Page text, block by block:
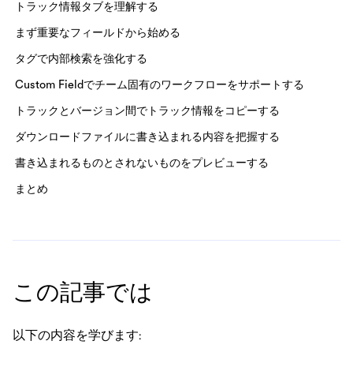
トラック情報タブを理解する
まず重要なフィールドから始める
タグで内部検索を強化する
Custom Fieldでチーム固有のワークフローをサポートする
トラックとバージョン間でトラック情報をコピーする
ダウンロードファイルに書き込まれる内容を把握する
書き込まれるものとされないものをプレビューする
まとめ
この記事では
以下の内容を学びます: